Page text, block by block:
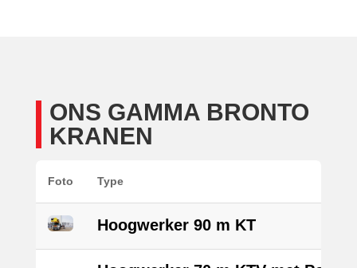
ONS GAMMA BRONTO
KRANEN
Foto Type
Hoogwerker 90 m KT